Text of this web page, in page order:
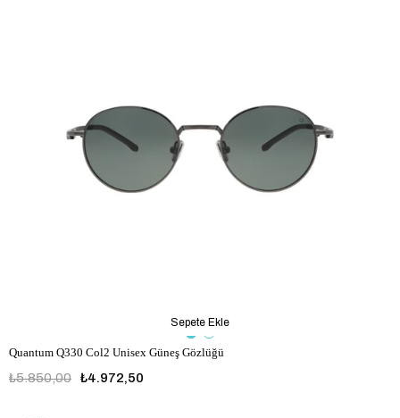
Quantum Q330 Col2 Unisex Güneş Gözlüğü
₺4.972,50
₺5.850,00
Sepete Ekle